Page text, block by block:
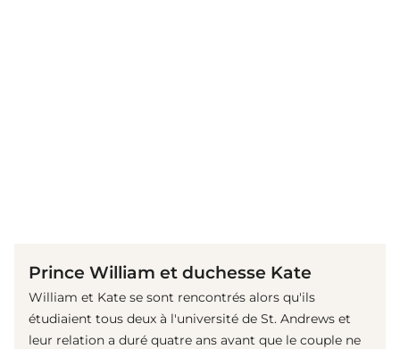
Prince William et duchesse Kate
William et Kate se sont rencontrés alors qu'ils
étudiaient tous deux à l'université de St. Andrews et
leur relation a duré quatre ans avant que le couple ne